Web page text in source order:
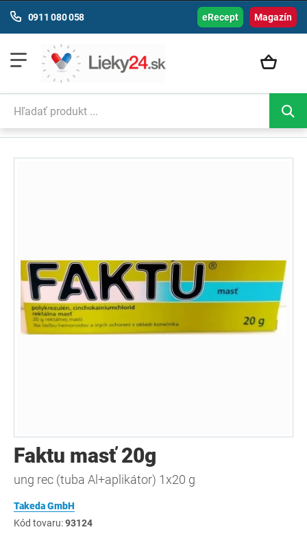
Magazín
0911 080 058 eRecept
Faktu masť 20g
ung rec (tuba Al+aplikátor) 1x20 g
Takeda GmbH
Kód tovaru:93124